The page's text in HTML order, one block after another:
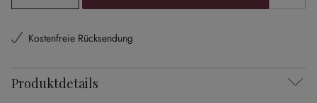
Kostenfreie Rücksendung
Produktdetails